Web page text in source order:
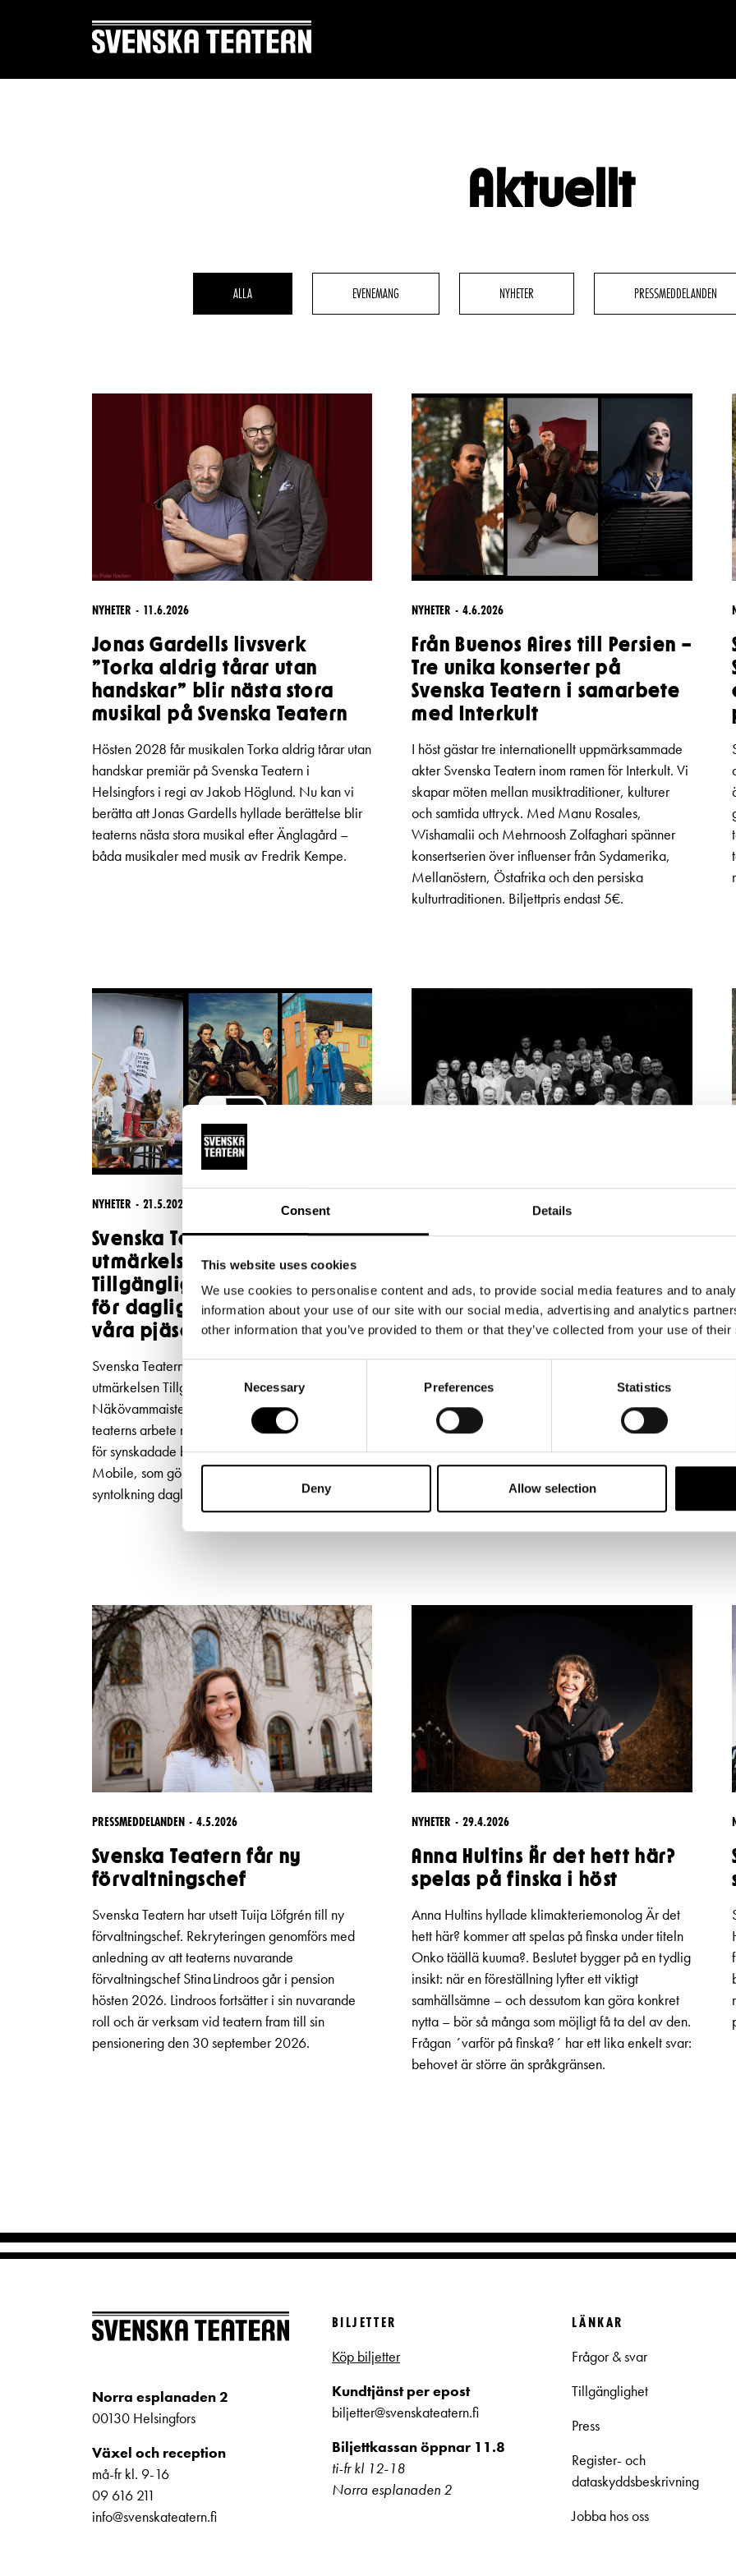
Consent Details
This website uses cookies
We use cookies to personalise content and ads, to provide social media features and to
information about your use of our site with our social media, advertising and analytics
other information that you’ve provided to them or that they’ve collected from your use of
Consent
Selection
Necessary Preferences Statistics
Deny Allow selection
Publikarbete
GRUPPER & FÖRETAG
Pedagognätverk &
Aktuellt
ALLA EVENEMANG NYHETER PRESSMEDDELANDEN
NYHETER 11.6.2026
Jonas Gardells livsverk
”Torka aldrig tårar utan
handskar” blir nästa stora
musikal på Svenska Teatern
Hösten 2028 får musikalen Torka aldrig tårar utan
handskar premiär på Svenska Teatern i
Helsingfors i regi av Jakob Höglund. Nu kan vi
berätta att Jonas Gardells hyllade berättelse blir
teaterns nästa stora musikal efter Änglagård –
båda musikaler med musik av Fredrik Kempe.
NYHETER 4.6.2026
Från Buenos Aires till Persien –
Tre unika konserter på
Svenska Teatern i samarbete
med Interkult
I höst gästar tre internationellt uppmärksammade
akter Svenska Teatern inom ramen för Interkult. Vi
skapar möten mellan musiktraditioner, kulturer
och samtida uttryck. Med Manu Rosales,
Wishamalii och Mehrnoosh Zolfaghari spänner
konsertserien över influenser från Sydamerika,
Mellanöstern, Östafrika och den persiska
kulturtraditionen. Biljettpris endast 5€.
NYHETER 21.5.2026
Svenska Teatern tilldelas
utmärkelsen
Tillgänglighetsgärning 2026
för daglig syntolkning av
våra pjäser
Svenska Teatern har tilldelats den nationella
utmärkelsen Tillgänglighetsgärning 2026 av
Näkövammaisten liitto. Utmärkelsen ges för
teaterns arbete med att utveckla tillgängligheten
för synskadade besökare genom appen Subtitle
Mobile, som gör det möjligt att erbjuda
syntolkning dagligen till utvalda föreställningar.
20 000 har bokat biljetter till
våren 2027 släpps 19 maj
Intresset för höstens stora musikal Änglagård
är enormt. Hittills har 20 000 biljetter bokats och
sålts. Repetitionerna är i full gång, och glädjen i
ensemblen är påtaglig – nu växer föreställningen
fram dag för dag. Änglagård har premiär den 17
september 2026. Tisdagen den 19.5 kl 12
släpper vi biljetterna till föreställningarna 2027.
PRESSMEDDELANDEN 4.5.2026
Svenska Teatern får ny
förvaltningschef
Svenska Teatern har utsett Tuija Löfgrén till ny
förvaltningschef. Rekryteringen genomförs med
anledning av att teaterns nuvarande
förvaltningschef Stina Lindroos går i pension
hösten 2026. Lindroos fortsätter i sin nuvarande
roll och är verksam vid teatern fram till sin
pensionering den 30 september 2026.
NYHETER 29.4.2026
Anna Hultins Är det hett här?
spelas på finska i höst
Anna Hultins hyllade klimakteriemonolog Är det
hett här? kommer att spelas på finska under titeln
Onko täällä kuuma?. Beslutet bygger på en tydlig
insikt: när en föreställning lyfter ett viktigt
samhällsämne – och dessutom kan göra konkret
nytta – bör så många som möjligt få ta del av den.
Frågan ´varför på finska?´ har ett lika enkelt svar:
behovet är större än språkgränsen.
Norra esplanaden 2
00130 Helsingfors
Växel och reception
må-fr kl. 9-16
09 616 211
info@svenskateatern.fi
BILJETTER
Köp biljetter
Kundtjänst per epost
biljetter@svenskateatern.fi
Biljettkassan öppnar 11.8
ti-fr kl 12-18
Norra esplanaden 2
LÄNKAR
Frågor & svar
Tillgänglighet
Press
Register- och
dataskyddsbeskrivning
Jobba hos oss